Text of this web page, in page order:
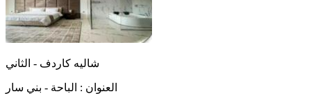
شاليه كاردف - الثاني
العنوان : الباحة - بني سار